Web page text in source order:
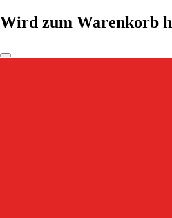
Wird zum Warenkorb